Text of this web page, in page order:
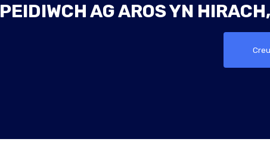
PEIDIWCH AG AROS YN